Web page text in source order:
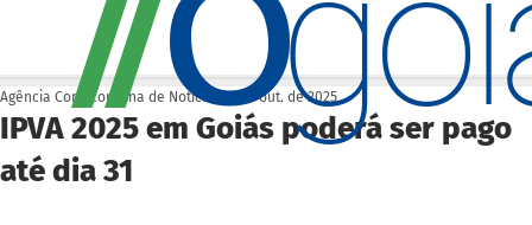
IPVA 2025 em Goiás poderá ser pago
até dia 31
Agência Cora Coralina de Notícias 17 de out. de 2025